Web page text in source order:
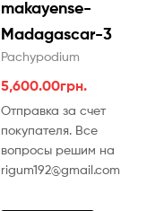
makayense-
Madagascar-3
Pachypodium
5,600.00грн.
Отправка за счет
покупателя. Все
вопросы решим на
rigum192@gmail.com